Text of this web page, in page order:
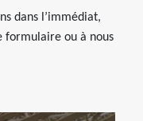
dans l’immédiat,
formulaire ou à nous